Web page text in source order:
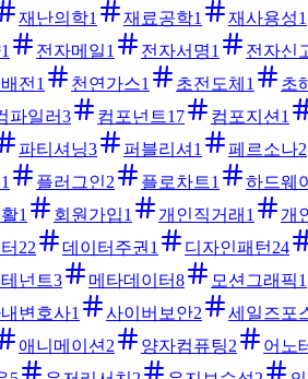
재난의학1 재료공학1 재사용성1
1 전자메일1 전자서명1 전자신
전 1 천연가스1 초전도체 1 초
파일러3 컴포넌트17 컴포지션 1
파티셔닝3 퍼블리셔 1 페르소나2
1 플러그인2 플로차트1 하드웨
1 회원가입1 개인직거래 1 개
22 데이터주권 1 디자인패턴 24
넌트3 메타데이터8 모션그래픽1
변호사1 사이버보안2 세일즈포
애니메이션 2 양자컴퓨팅2 어노